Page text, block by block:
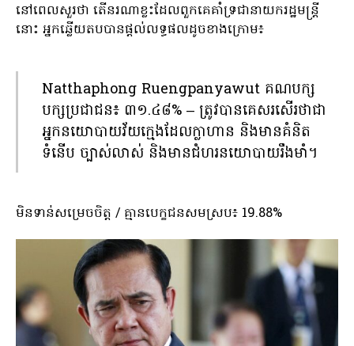
នៅ​ពេល​សួរ​ថា តើ​នរណា​ខ្លះ​ដែល​ពួកគេ​គាំទ្រ​ជា​នាយក​រដ្ឋមន្ត្រី​
នោះ អ្នក​ឆ្លើយ​តប​បាន​ផ្តល់​លទ្ធផល​ដូច​ខាង​ក្រោម៖
Natthaphong Ruengpanyawut គណបក្ស
បក្សប្រជាជន៖ ៣១.៤៨% – ត្រូវបានគេសរសើរថាជា
អ្នកនយោបាយវ័យក្មេងដែលក្លាហាន និងមានគំនិត
ទំនើប ច្បាស់លាស់ និងមានជំហរនយោបាយរឹងមាំ។
មិនទាន់សម្រេចចិត្ត / គ្មានបេក្ខជនសមស្រប៖ 19.88%